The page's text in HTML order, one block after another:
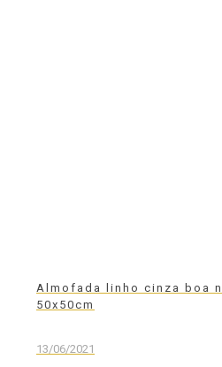
Almofada linho cinza boa
50x50cm
13/06/2021